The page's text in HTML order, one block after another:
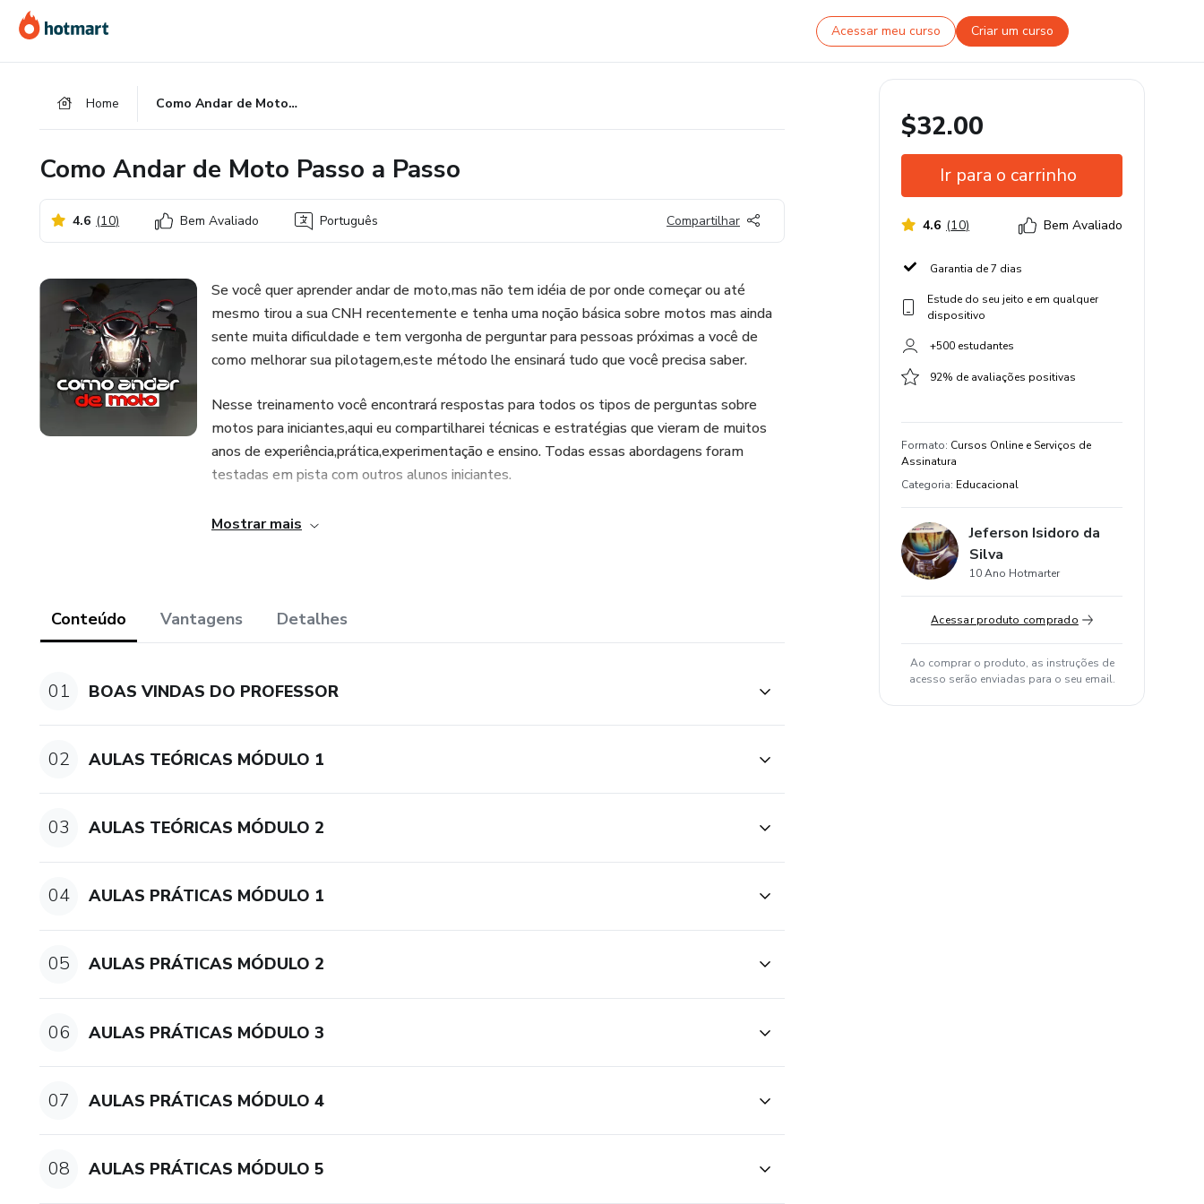
para
o
para
o
para
o
Acessar meu curso Criar um curso
Home Como Andar de Moto Passo a Passo
Como Andar de Moto Passo a Passo
4.6 (10) Bem Avaliado Português Compartilhar
Se você quer aprender andar de moto,mas não tem idéia de por onde começar ou até
mesmo tirou a sua CNH recentemente e tenha uma noção básica sobre motos mas ainda
sente muita dificuldade e tem vergonha de perguntar para pessoas próximas a você de
como melhorar sua pilotagem,este método lhe ensinará tudo que você precisa saber.
Nesse treinamento você encontrará respostas para todos os tipos de perguntas sobre
motos para iniciantes,aqui eu compartilharei técnicas e estratégias que vieram de muitos
anos de experiência,prática,experimentação e ensino. Todas essas abordagens foram
testadas em pista com outros alunos iniciantes.
Seja muito bem vindo ao melhor passo a passo já visto em todo lugar, meu nome é
Mostrar mais
Conteúdo Vantagens Detalhes
01 BOAS VINDAS DO PROFESSOR
02 AULAS TEÓRICAS MÓDULO 1
03 AULAS TEÓRICAS MÓDULO 2
04 AULAS PRÁTICAS MÓDULO 1
05 AULAS PRÁTICAS MÓDULO 2
06 AULAS PRÁTICAS MÓDULO 3
07 AULAS PRÁTICAS MÓDULO 4
08 AULAS PRÁTICAS MÓDULO 5
$32.00
Ir para o carrinho
4.6 (10) Bem Avaliado
Garantia de 7 dias
Estude do seu jeito e em qualquer
dispositivo
+500 estudantes
92% de avaliações positivas
Formato: Cursos Online e Serviços de
Assinatura
Categoria: Educacional
Jeferson Isidoro da
Silva
10 Ano Hotmarter
Acessar produto comprado
Ao comprar o produto, as instruções de
acesso serão enviadas para o seu email.